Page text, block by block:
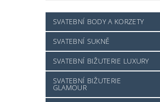
SVATEBNÍ BODY A KORZETY
SVATEBNÍ SUKNĚ
SVATEBNÍ BIŽUTERIE LUXURY
SVATEBNÍ BIŽUTERIE
GLAMOUR